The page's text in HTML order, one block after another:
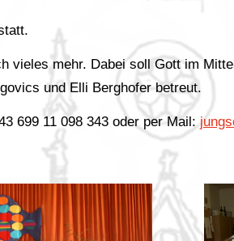
vieles mehr. Dabei soll Gott im
und Elli Berghofer betreut.
699 11 098 343 oder per Mail: